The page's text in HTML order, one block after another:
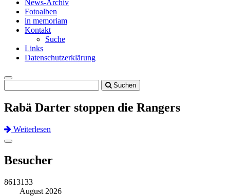
News-Archiv
Fotoalben
in memoriam
Kontakt
Suche
Links
Datenschutzerklärung
Toggle
navigation
Suchen
Rabä Darter stoppen die Rangers
Weiterlesen
Previous
Next
Toggle
Besucher
8613133
August 2026